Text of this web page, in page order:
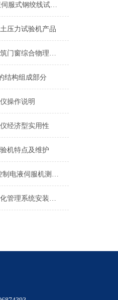
WES-1000B电液伺服式钢绞线试验机
压力试验机产品
新规范新标准建筑门窗综合物理性能试验机工作原理
结构组成部分
操作说明
经济型实用性
机特点及维护
EHC-3100微机控制电液伺服机测控系统鑫华宇仪器
铁路试验室信息化管理系统安装监控视频运行条件